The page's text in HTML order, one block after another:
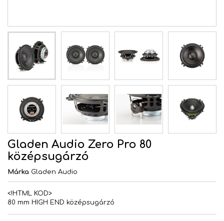
Gladen Audio Zero Pro 80
középsugárzó
Márka Gladen Audio
<!HTML KOD>
80 mm HIGH END középsugárzó